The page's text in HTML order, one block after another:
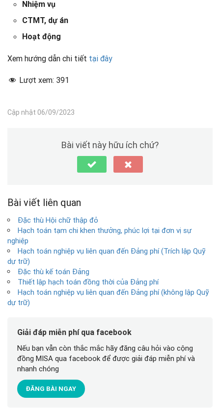
Nhiệm vụ
CTMT, dự án
Hoạt động
Xem hướng dẫn chi tiết tại đây
Lượt xem: 391
Cập nhật 06/09/2023
Bài viết này hữu ích chứ?
Bài viết liên quan
Đặc thù Hội chữ thập đỏ
Hạch toán tạm chi khen thưởng, phúc lợi tại đơn vị sự
nghiệp
Hạch toán nghiệp vụ liên quan đến Đảng phí (Trích lập Quỹ
dự trữ)
Đặc thù kế toán Đảng
Thiết lập hạch toán đồng thời của Đảng phí
Hạch toán nghiệp vụ liên quan đến Đảng phí (không lập Quỹ
dự trữ)
Giải đáp miễn phí qua facebook
Nếu bạn vẫn còn thắc mắc hãy đăng câu hỏi vào cộng
đồng MISA qua facebook để được giải đáp miễn phí và
nhanh chóng
ĐĂNG BÀI NGAY